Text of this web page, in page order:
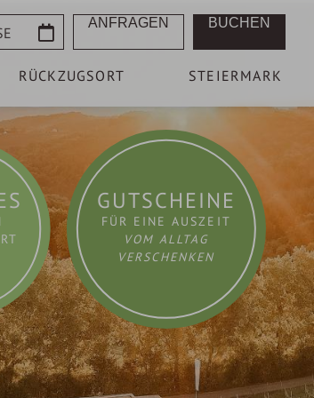
ANFRAGEN BUCHEN
RÜCKZUGSORT STEIERMARK
GUTSCHEINE
FÜR EINE AUSZEIT
VOM ALLTAG
VERSCHENKEN